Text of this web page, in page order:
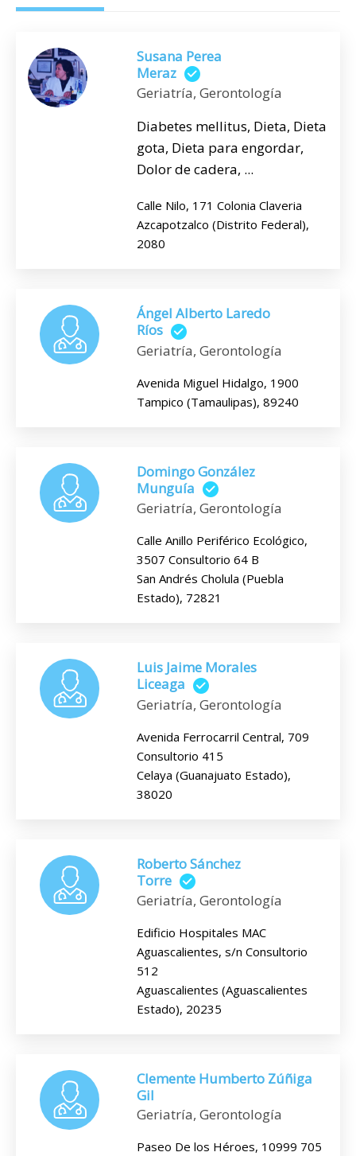
Susana Perea
Meraz
Geriatría, Gerontología
Diabetes mellitus, Dieta, Dieta
gota, Dieta para engordar,
Dolor de cadera, ...
Calle Nilo, 171 Colonia Claveria
Azcapotzalco (Distrito Federal),
2080
Ángel Alberto Laredo
Ríos
Geriatría, Gerontología
Avenida Miguel Hidalgo, 1900
Tampico (Tamaulipas), 89240
Domingo González
Munguía
Geriatría, Gerontología
Calle Anillo Periférico Ecológico,
3507 Consultorio 64 B
San Andrés Cholula (Puebla
Estado), 72821
Luis Jaime Morales
Liceaga
Geriatría, Gerontología
Avenida Ferrocarril Central, 709
Consultorio 415
Celaya (Guanajuato Estado),
38020
Roberto Sánchez
Torre
Geriatría, Gerontología
Edificio Hospitales MAC
Aguascalientes, s/n Consultorio
512
Aguascalientes (Aguascalientes
Estado), 20235
Clemente Humberto Zúñiga
Gil
Geriatría, Gerontología
Paseo De los Héroes, 10999 705